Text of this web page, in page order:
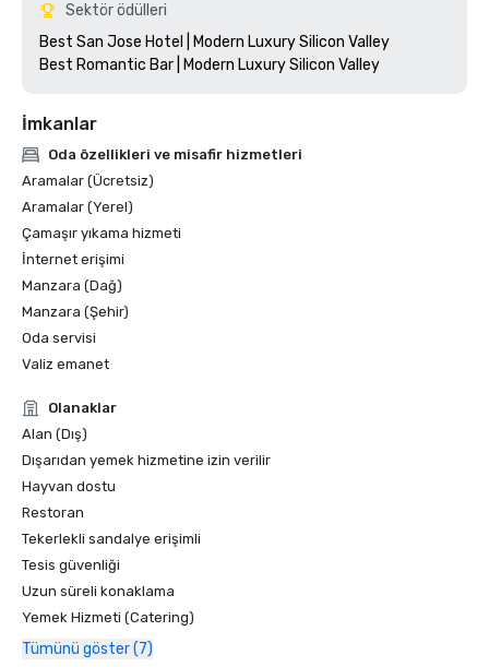
Sektör ödülleri
Best San Jose Hotel | Modern Luxury Silicon Valley
İmkanlar
Oda özellikleri ve misafir hizmetleri
Aramalar (Ücretsiz)
Aramalar (Yerel)
Çamaşır yıkama hizmeti
İnternet erişimi
Manzara (Dağ)
Manzara (Şehir)
Oda servisi
Valiz emanet
Olanaklar
Alan (Dış)
Dışarıdan yemek hizmetine izin verilir
Hayvan dostu
Restoran
Tekerlekli sandalye erişimli
Tesis güvenliği
Uzun süreli konaklama
Yemek Hizmeti (Catering)
Tümünü göster (7)